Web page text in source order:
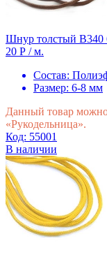
Шнур толстый В340
20 Р / м.
Состав:
Размер: 6-8 мм
Данный товар можно
«Рукодельница».
Код: 55001
В наличии